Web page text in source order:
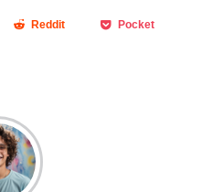
Reddit Pocket